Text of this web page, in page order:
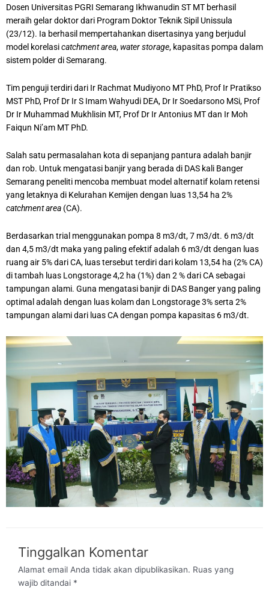
Dosen Universitas PGRI Semarang Ikhwanudin ST MT berhasil
meraih gelar doktor dari Program Doktor Teknik Sipil Unissula
(23/12). Ia berhasil mempertahankan disertasinya yang berjudul
model korelasicatchment area, water storage, kapasitas pompa dalam
sistem polder di Semarang.
Tim penguji terdiri dari Ir Rachmat Mudiyono MT PhD, Prof Ir Pratikso
MST PhD, Prof Dr Ir S Imam Wahyudi DEA, Dr Ir Soedarsono MSi, Prof
Dr Ir Muhammad Mukhlisin MT, Prof Dr Ir Antonius MT dan Ir Moh
Faiqun Ni’am MT PhD.
Salah satu permasalahan kota di sepanjang pantura adalah banjir
dan rob. Untuk mengatasi banjir yang berada di DAS kali Banger
Semarang peneliti mencoba membuat model alternatif kolam retensi
yang letaknya di Kelurahan Kemijen dengan luas 13,54 ha 2%
catchment area (CA).
Berdasarkan trial menggunakan pompa 8 m3/dt, 7 m3/dt. 6 m3/dt
dan 4,5 m3/dt maka yang paling efektif adalah 6 m3/dt dengan luas
ruang air 5% dari CA, luas tersebut terdiri dari kolam 13,54 ha (2% CA)
di tambah luas Longstorage 4,2 ha (1%) dan 2 % dari CA sebagai
tampungan alami. Guna mengatasi banjir di DAS Banger yang paling
optimal adalah dengan luas kolam dan Longstorage 3% serta 2%
tampungan alami dari luas CA dengan pompa kapasitas 6 m3/dt.
Tinggalkan Komentar
Alamat email Anda tidak akan dipublikasikan. Ruas yang
wajib ditandai *